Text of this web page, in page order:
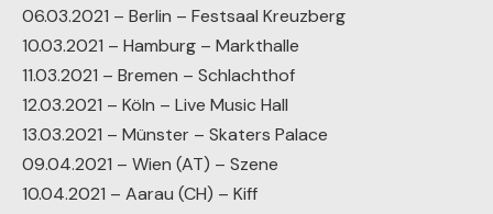
06.03.2021 – Berlin – Festsaal Kreuzberg
10.03.2021 – Hamburg – Markthalle
11.03.2021 – Bremen – Schlachthof
12.03.2021 – Köln – Live Music Hall
13.03.2021 – Münster – Skaters Palace
09.04.2021 – Wien (AT) – Szene
10.04.2021 – Aarau (CH) – Kiff